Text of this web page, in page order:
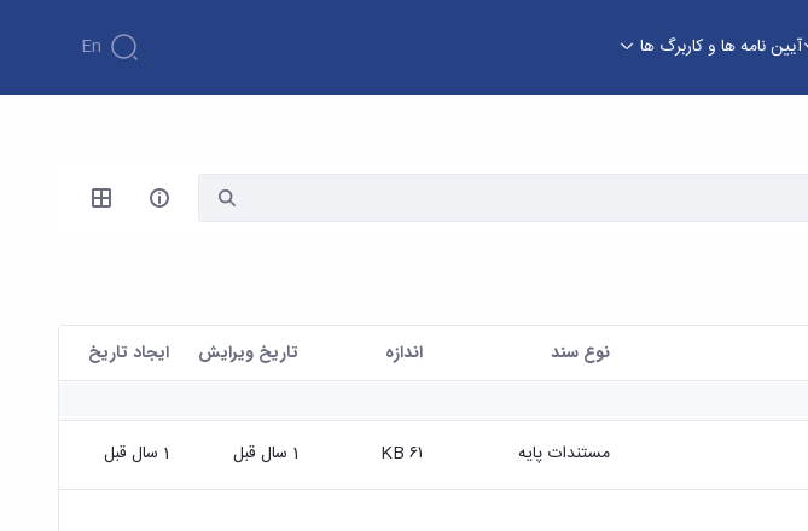
آیین نامه ها و کاربرگ ها En
نوع سند اندازه تاریخ ویرایش ايجاد تاريخ
مستندات پایه ۶۱ KB 1 سال قبل 1 سال قبل